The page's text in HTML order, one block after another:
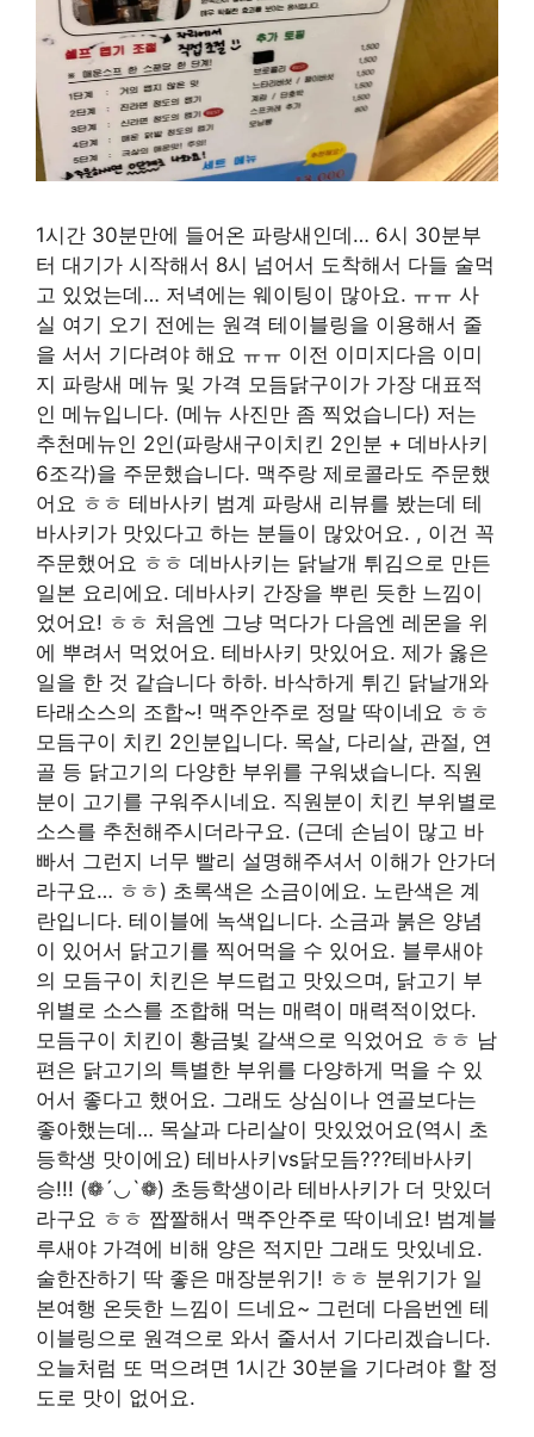
1시간 30분만에 들어온 파랑새인데… 6시 30분부
터 대기가 시작해서 8시 넘어서 도착해서 다들 술먹
고 있었는데… 저녁에는 웨이팅이 많아요. ㅠㅠ 사
실 여기 오기 전에는 원격 테이블링을 이용해서 줄
을 서서 기다려야 해요 ㅠㅠ 이전 이미지다음 이미
지 파랑새 메뉴 및 가격 모듬닭구이가 가장 대표적
인 메뉴입니다. (메뉴 사진만 좀 찍었습니다) 저는
추천메뉴인 2인(파랑새구이치킨 2인분 + 데바사키
6조각)을 주문했습니다. 맥주랑 제로콜라도 주문했
어요 ㅎㅎ 테바사키 범계 파랑새 리뷰를 봤는데 테
바사키가 맛있다고 하는 분들이 많았어요. , 이건 꼭
주문했어요 ㅎㅎ 데바사키는 닭날개 튀김으로 만든
일본 요리에요. 데바사키 간장을 뿌린 듯한 느낌이
었어요! ㅎㅎ 처음엔 그냥 먹다가 다음엔 레몬을 위
에 뿌려서 먹었어요. 테바사키 맛있어요. 제가 옳은
일을 한 것 같습니다 하하. 바삭하게 튀긴 닭날개와
타래소스의 조합~! 맥주안주로 정말 딱이네요 ㅎㅎ
모듬구이 치킨 2인분입니다. 목살, 다리살, 관절, 연
골 등 닭고기의 다양한 부위를 구워냈습니다. 직원
분이 고기를 구워주시네요. 직원분이 치킨 부위별로
소스를 추천해주시더라구요. (근데 손님이 많고 바
빠서 그런지 너무 빨리 설명해주셔서 이해가 안가더
라구요… ㅎㅎ) 초록색은 소금이에요. 노란색은 계
란입니다. 테이블에 녹색입니다. 소금과 붉은 양념
이 있어서 닭고기를 찍어먹을 수 있어요. 블루새야
의 모듬구이 치킨은 부드럽고 맛있으며, 닭고기 부
위별로 소스를 조합해 먹는 매력이 매력적이었다.
모듬구이 치킨이 황금빛 갈색으로 익었어요 ㅎㅎ 남
편은 닭고기의 특별한 부위를 다양하게 먹을 수 있
어서 좋다고 했어요. 그래도 상심이나 연골보다는
좋아했는데… 목살과 다리살이 맛있었어요(역시 초
등학생 맛이에요) 테바사키vs닭모듬???테바사키
승!!! (❁´◡`❁) 초등학생이라 테바사키가 더 맛있더
라구요 ㅎㅎ 짭짤해서 맥주안주로 딱이네요! 범계블
루새야 가격에 비해 양은 적지만 그래도 맛있네요.
술한잔하기 딱 좋은 매장분위기! ㅎㅎ 분위기가 일
본여행 온듯한 느낌이 드네요~ 그런데 다음번엔 테
이블링으로 원격으로 와서 줄서서 기다리겠습니다.
오늘처럼 또 먹으려면 1시간 30분을 기다려야 할 정
도로 맛이 없어요.